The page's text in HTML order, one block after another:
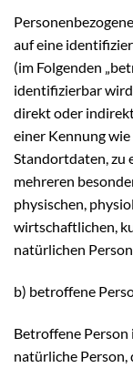
auf eine
(im Folgenden
identifizierbar wird
direkt oder
einer Kennung wie
Standortdaten, zu
mehreren
physischen,
wirtschaftlichen,
natürlichen
b) betroffene
Betroffene
natürliche Person,